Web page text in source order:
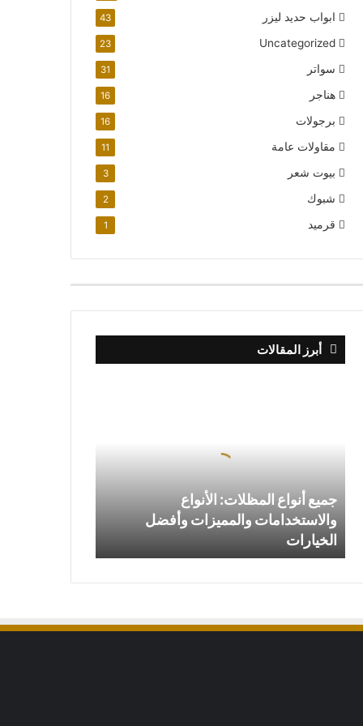
ابواب حديد ليزر 43
Uncategorized
23
سواتر 31
هناجر 16
برجولات 16
مقاولات عامة 11
بيوت شعر 3
شبوك 2
قرميد 1
أبرز المقالات
الخيارات
جميع أنواع المظلات: الأنواع
والاستخدامات والمميزات وأفضل
الخيارات